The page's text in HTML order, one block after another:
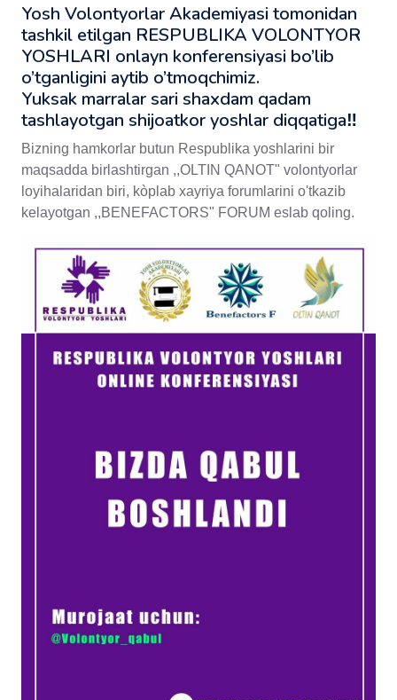
Yosh Volontyorlar Akademiyasi tomonidan
tashkil etilgan RESPUBLIKA VOLONTYOR
YOSHLARI onlayn konferensiyasi bo’lib
o’tganligini aytib o’tmoqchimiz.
Yuksak marralar sari shaxdam qadam
tashlayotgan shijoatkor yoshlar diqqatiga‼️
Bizning hamkorlar butun Respublika yoshlarini bir
maqsadda birlashtirgan ,,OLTIN QANOT" volontyorlar
loyihalaridan biri, kòplab xayriya forumlarini o'tkazib
kelayotgan ,,BENEFACTORS" FORUM eslab qoling.